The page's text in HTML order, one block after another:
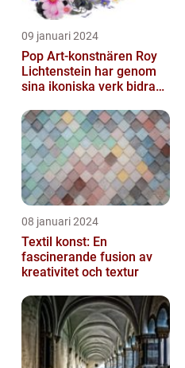
09 januari 2024
Pop Art-konstnären Roy
Lichtenstein har genom
sina ikoniska verk bidragit
08 januari 2024
Textil konst: En
fascinerande fusion av
kreativitet och textur